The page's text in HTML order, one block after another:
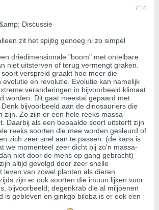
#14
Discussie
zit het spijtig genoeg ni zo simpel
driedimensionale "boom" met ontelbare
niet uitsterven of terug vermengt graken.
verspreid graakt hoe meer die
evolutie en revolutie. Evolutie kan namelijk
veranderingen in bijvoorbeeld klimaat
worden. Dit gaat meestal gepaard met
bijvoorbeeld aan de dinosauriers die
zijn. Zo zijn er een hele reeks massa-
Daarbij als een bepaalde soort uitsterft zijn
reeks soorten die mee worden gesleurd of
zich zeer snel aan te passen. (de kans is
we momenteel zeer dicht bij zo'n massa-
niet door de mens op gang gebracht)
altijd gevolgd door zeer snelle
leven van zowel planten als dieren
zijn er ook soorten die imuun lijken voor
bijvoorbeeld; degenkrab die al miljoenen
is gebleven en ginkgo biloba is er ook een